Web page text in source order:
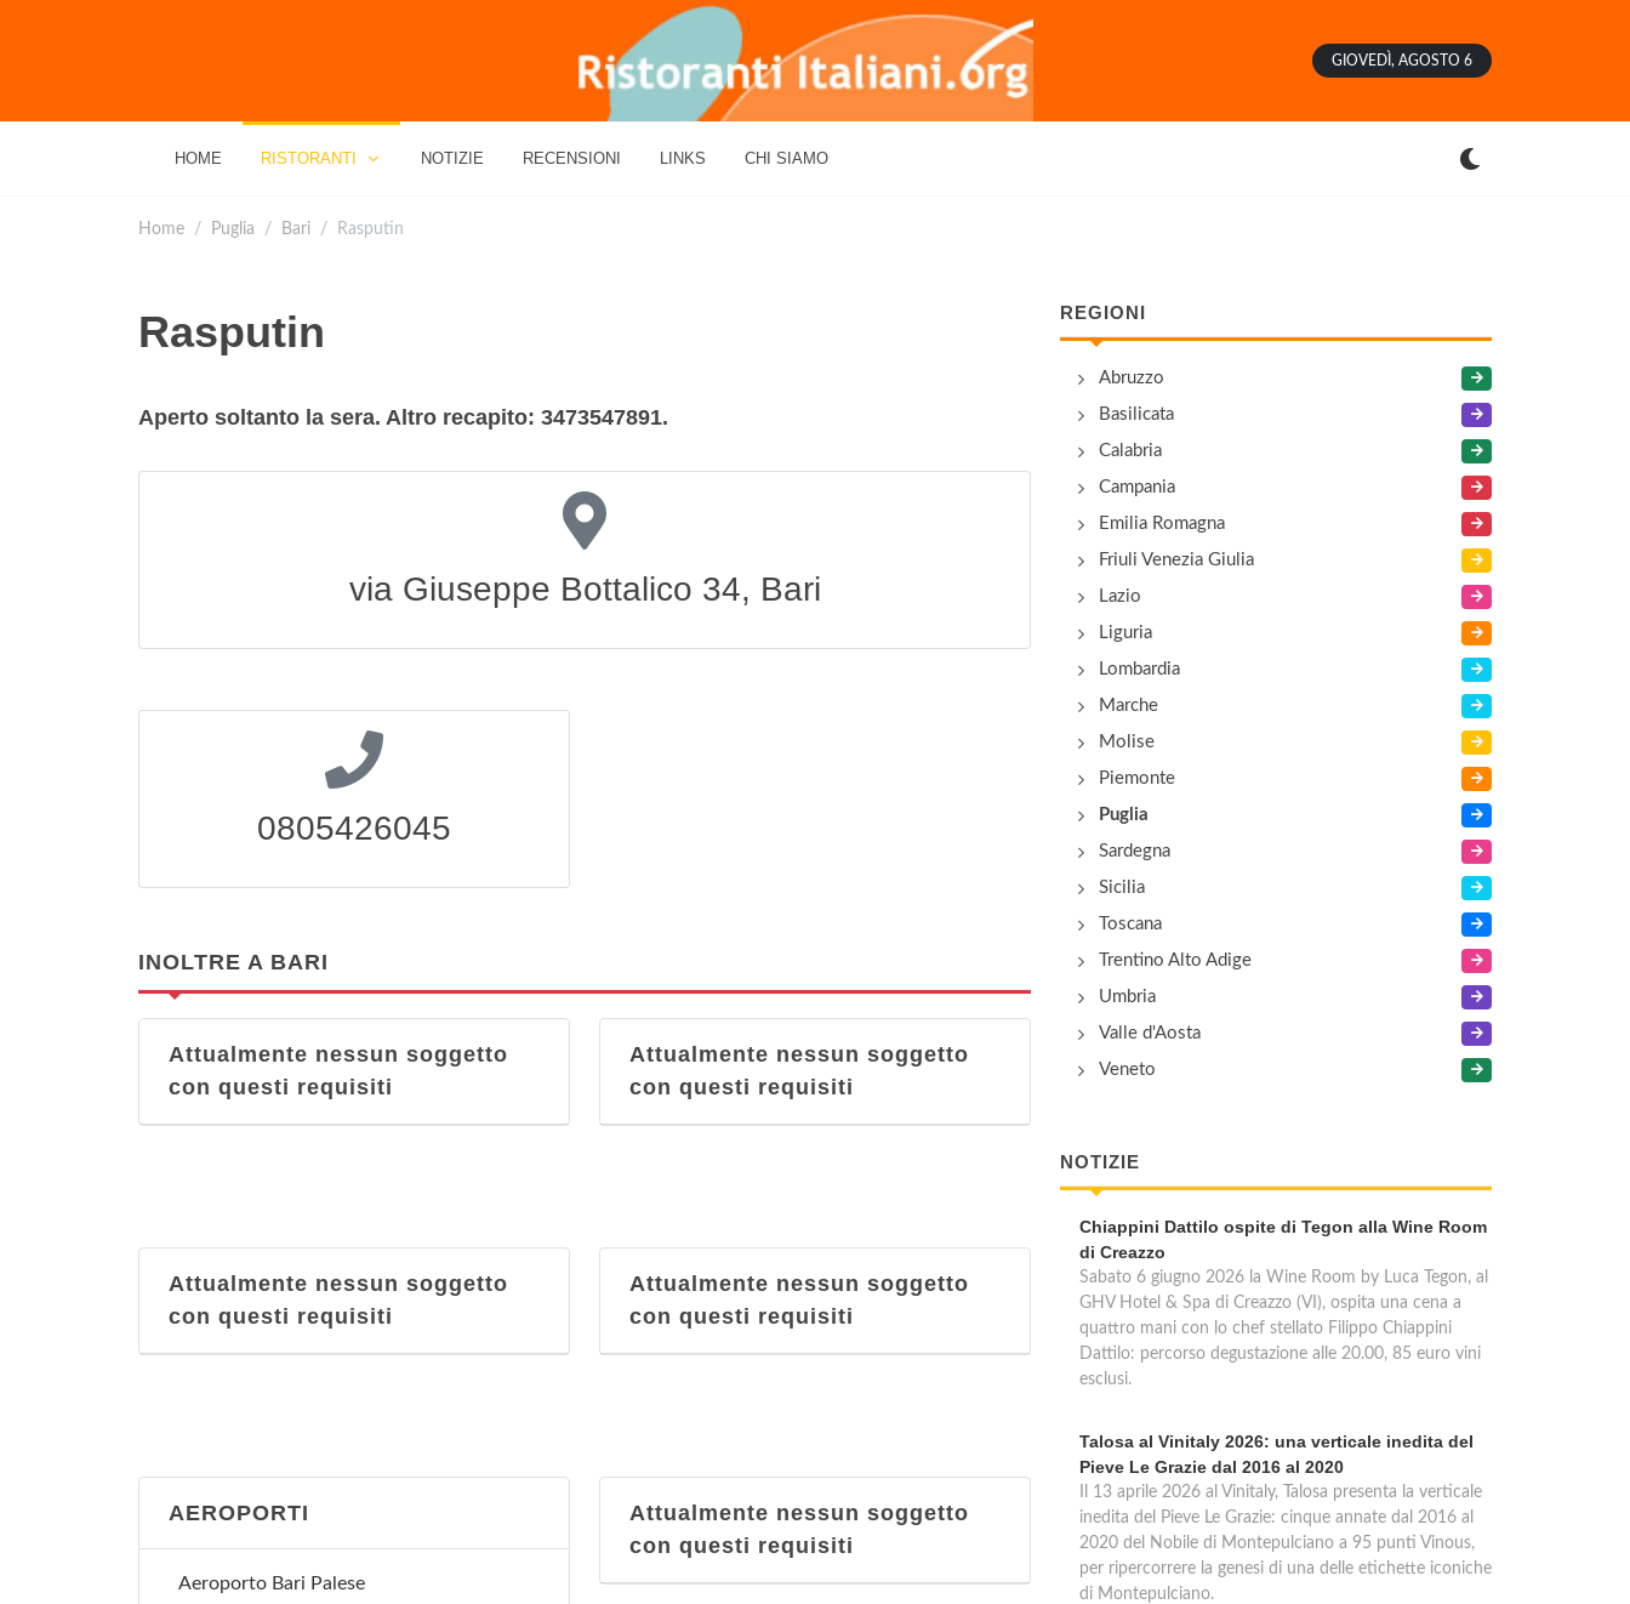
GIOVEDÌ, AGOSTO 6
HOME RISTORANTI NOTIZIE RECENSIONI LINKS CHI SIAMO
Home Puglia Bari Rasputin
Rasputin
Aperto soltanto la sera. Altro recapito: 3473547891.
via Giuseppe Bottalico 34, Bari
0805426045
INOLTRE A BARI
Attualmente nessun soggetto
con questi requisiti
Attualmente nessun soggetto
con questi requisiti
Attualmente nessun soggetto
con questi requisiti
Attualmente nessun soggetto
con questi requisiti
AEROPORTI
Aeroporto Bari Palese
Attualmente nessun soggetto
con questi requisiti
REGIONI
Abruzzo
Basilicata
Calabria
Campania
Emilia Romagna
Friuli Venezia Giulia
Lazio
Liguria
Lombardia
Marche
Molise
Piemonte
Puglia
Sardegna
Sicilia
Toscana
Trentino Alto Adige
Umbria
Valle d'Aosta
Veneto
NOTIZIE
Chiappini Dattilo ospite di Tegon alla Wine Room
di Creazzo
Sabato 6 giugno 2026 la Wine Room by Luca Tegon, al
GHV Hotel & Spa di Creazzo (VI), ospita una cena a
quattro mani con lo chef stellato Filippo Chiappini
Dattilo: percorso degustazione alle 20.00, 85 euro vini
esclusi.
Talosa al Vinitaly 2026: una verticale inedita del
Pieve Le Grazie dal 2016 al 2020
Il 13 aprile 2026 al Vinitaly, Talosa presenta la verticale
inedita del Pieve Le Grazie: cinque annate dal 2016 al
2020 del Nobile di Montepulciano a 95 punti Vinous,
per ripercorrere la genesi di una delle etichette iconiche
di Montepulciano.